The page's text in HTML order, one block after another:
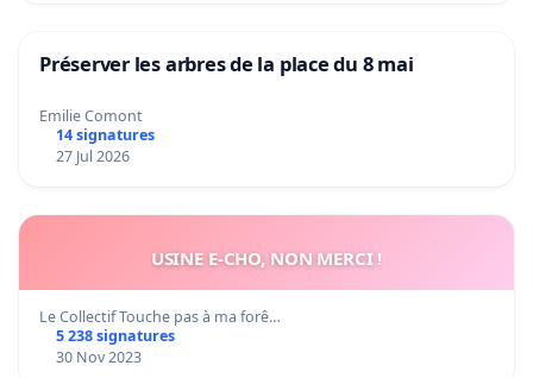
Préserver les arbres de la place du 8 mai
Emilie Comont
14 signatures
27 Jul 2026
USINE E-CHO, NON MERCI !
Le Collectif Touche pas à ma forê…
5 238 signatures
30 Nov 2023